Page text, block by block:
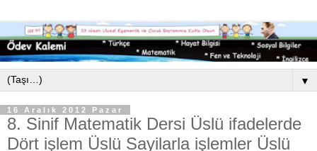
▼
16 Aralık 2012 Pazar
8. Sinif Matematik Dersi Üslü ifadelerde
Dört işlem Üslü Sayilarla işlemler Üslü